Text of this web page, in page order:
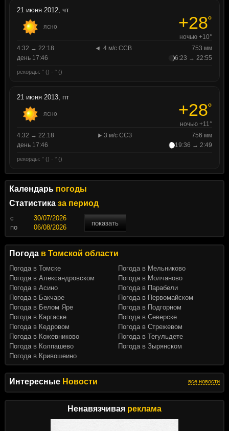
Интересные Новости все новости
Ненавязчивая реклама
21 июня 2012, чт
ясно +28°
ночью +10°
4:32 → 22:18
4 м/с ССВ
753 мм
день 17:46
6:23 → 22:55
рекорды: ° () · ° ()
21 июня 2013, пт
ясно +28°
ночью +11°
4:32 → 22:18
3 м/с ССЗ
756 мм
день 17:46
19:36 → 2:49
рекорды: ° () · ° ()
Календарь погоды
Статистика за период
c
показать
по
Погода в Томской области
Погода в Томске
Погода в Александровском
Погода в Асино
Погода в Бакчаре
Погода в Белом Яре
Погода в Каргаске
Погода в Кедровом
Погода в Кожевниково
Погода в Колпашево
Погода в Кривошеино
Погода в Мельниково
Погода в Молчаново
Погода в Парабели
Погода в Первомайском
Погода в Подгорном
Погода в Северске
Погода в Стрежевом
Погода в Тегульдете
Погода в Зырянском